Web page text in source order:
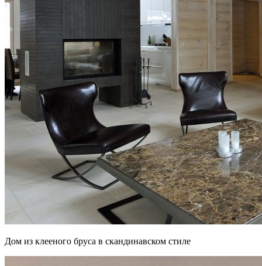
Дом из клееного бруса в скандинавском стиле